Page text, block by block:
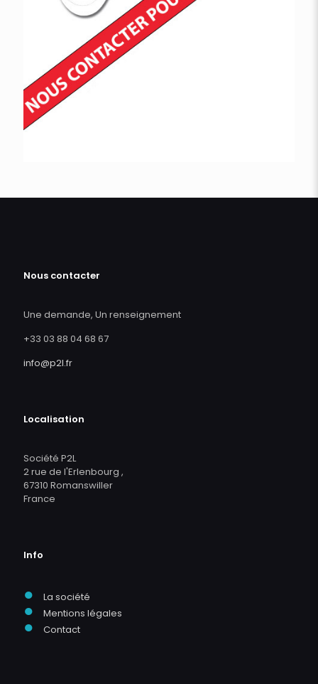
Nous contacter
Une demande, Un renseignement
+33 03 88 04 68 67
info@p2l.fr
Localisation
Société P2L
2 rue de l'Erlenbourg ,
67310 Romanswiller
France
Info
● La société
● Mentions légales
● Contact